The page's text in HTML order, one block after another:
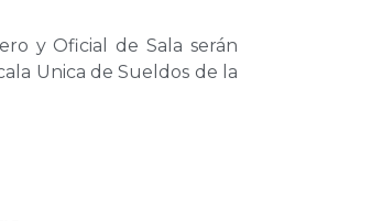
y Oficial de Sala serán
Unica de Sueldos de la